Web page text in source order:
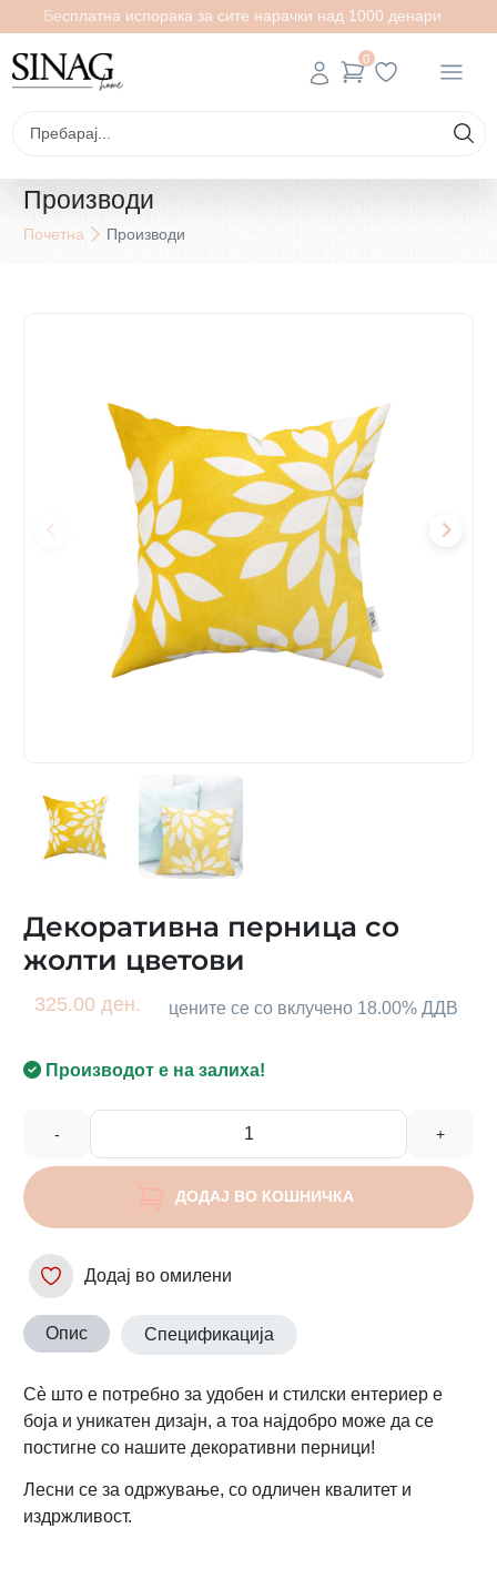
Бесплатна испорака за сите нарачки над 1000 денари
0
Производи
Почетна Производи
Декоративна перница со
жолти цветови
325.00 ден. цените се со вклучено 18.00% ДДВ
Производот е на залиха!
- +
ДОДАЈ ВО КОШНИЧКА
Додај во омилени
Опис Спецификација
Сè што е потребно за удобен и стилски ентериер е
боја и уникатен дизајн, а тоа најдобро може да се
постигне со нашите декоративни перници!
Лесни се за одржување, со одличен квалитет и
издржливост.